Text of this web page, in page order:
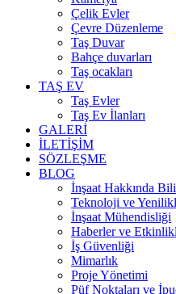
Çelik Evler
Çevre Düzenleme
Taş Duvar
Bahçe duvarları
Taş ocakları
TAŞ EV
Taş Evler
Taş Ev İlanları
GALERİ
İLETİŞİM
SÖZLEŞME
BLOG
İnşaat Hakkında
Teknoloji ve
İnşaat Mühendisliği
Haberler ve
İş Güvenliği
Mimarlık
Proje Yönetimi
Püf Noktaları ve